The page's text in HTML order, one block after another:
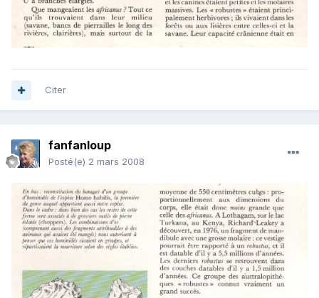
Citer
fanfanloup
Posté(e) 2 mars 2008